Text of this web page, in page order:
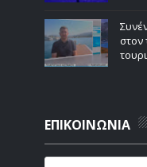
στον
ΕΠΙΚΟΙΝΩΝΙΑ